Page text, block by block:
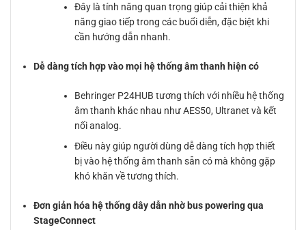
Đây là tính năng quan trọng giúp cải thiện khả
năng giao tiếp trong các buổi diễn, đặc biệt khi
cần hướng dẫn nhanh.
Dễ dàng tích hợp vào mọi hệ thống âm thanh hiện có
Behringer P24HUB tương thích với nhiều hệ thống
âm thanh khác nhau như AES50, Ultranet và kết
nối analog.
Điều này giúp người dùng dễ dàng tích hợp thiết
bị vào hệ thống âm thanh sẵn có mà không gặp
khó khăn về tương thích.
Đơn giản hóa hệ thống dây dẫn nhờ bus powering qua
StageConnect